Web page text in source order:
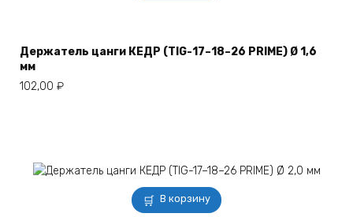
Держатель цанги КЕДР (TIG-17–18–26 PRIME) Ø 1,6
мм
102,00 ₽
В корзину